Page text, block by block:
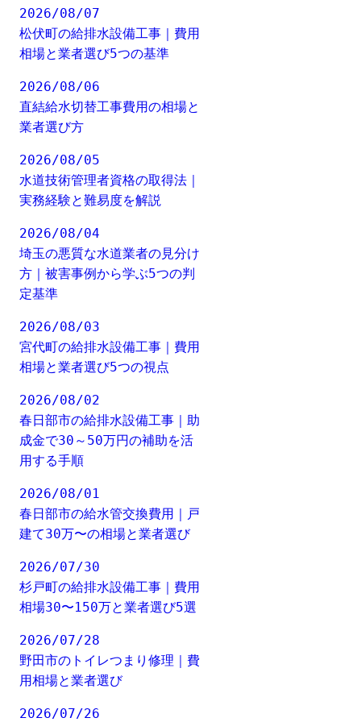
2026/08/07
松伏町の給排水設備工事｜費用
相場と業者選び5つの基準
2026/08/06
直結給水切替工事費用の相場と
業者選び方
2026/08/05
水道技術管理者資格の取得法｜
実務経験と難易度を解説
2026/08/04
埼玉の悪質な水道業者の見分け
方｜被害事例から学ぶ5つの判
定基準
2026/08/03
宮代町の給排水設備工事｜費用
相場と業者選び5つの視点
2026/08/02
春日部市の給排水設備工事｜助
成金で30～50万円の補助を活
用する手順
2026/08/01
春日部市の給水管交換費用｜戸
建て30万〜の相場と業者選び
2026/07/30
杉戸町の給排水設備工事｜費用
相場30〜150万と業者選び5選
2026/07/28
野田市のトイレつまり修理｜費
用相場と業者選び
2026/07/26